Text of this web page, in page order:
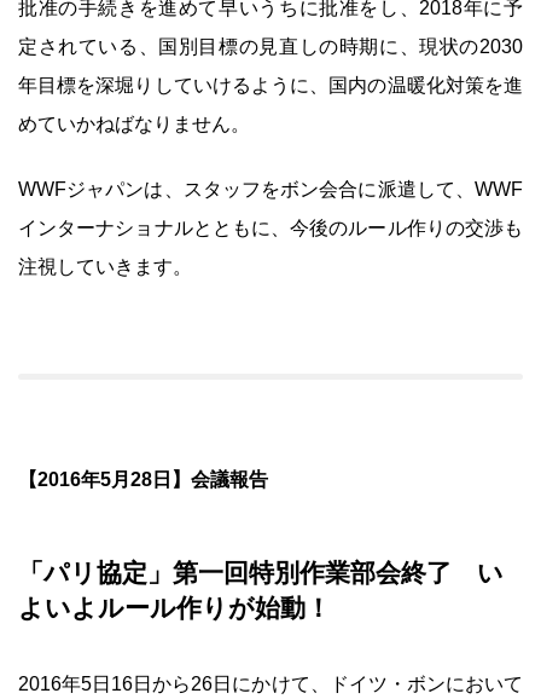
批准の手続きを進めて早いうちに批准をし、2018年に予
定されている、国別目標の見直しの時期に、現状の2030
年目標を深堀りしていけるように、国内の温暖化対策を進
めていかねばなりません。
WWFジャパンは、スタッフをボン会合に派遣して、WWF
インターナショナルとともに、今後のルール作りの交渉も
注視していきます。
【2016年5月28日】会議報告
「パリ協定」第一回特別作業部会終了 い
よいよルール作りが始動！
2016年5日16日から26日にかけて、ドイツ・ボンにおいて